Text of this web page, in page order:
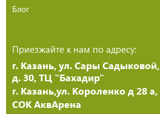
Блог
Приезжайте к нам по адресу:
г. Казань, ул. Сары Садыковой,
д. 30, ТЦ "Бахадир"
г. Казань,ул. Короленко д 28 а,
СОК АквАрена